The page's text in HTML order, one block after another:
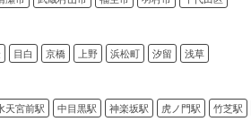
目白 京橋 上野 浜松町 汐留 浅草
天宮前駅 中目黒駅 神楽坂駅 虎ノ門駅 竹芝駅